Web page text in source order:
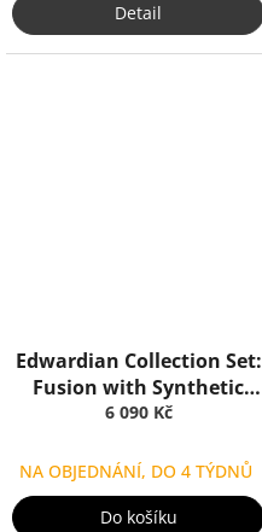
Detail
Edwardian Collection Set:
Fusion with Synthetic
Brush Horn, Truefitt & Hill
6 090 Kč
NA OBJEDNÁNÍ, DO 4 TÝDNŮ
Do košíku